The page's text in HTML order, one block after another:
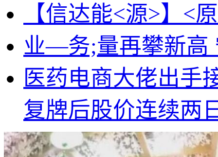
【信达能<源>】<
业—务;量再攀新高
医药电商大佬出手
复牌后股价连续两